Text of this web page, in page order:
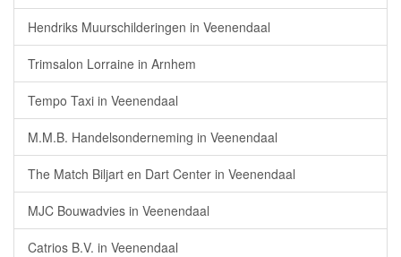
Hendriks Muurschilderingen in Veenendaal
Trimsalon Lorraine in Arnhem
Tempo Taxi in Veenendaal
M.M.B. Handelsonderneming in Veenendaal
The Match Biljart en Dart Center in Veenendaal
MJC Bouwadvies in Veenendaal
Catrios B.V. in Veenendaal